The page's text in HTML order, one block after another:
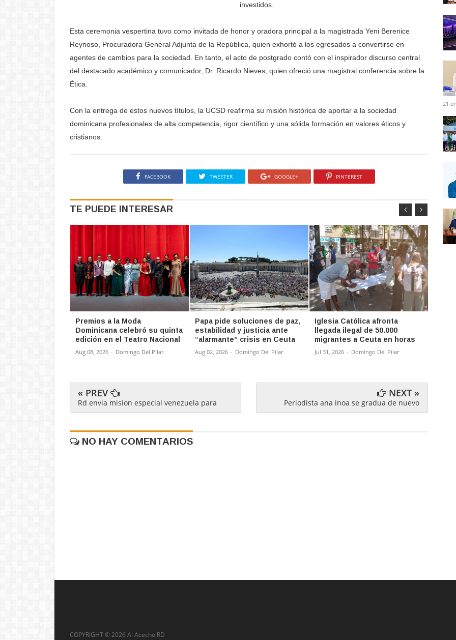
investidos.
Esta ceremonia vespertina tuvo como invitada de honor y oradora principal a la magistrada Yeni Berenice
Reynoso, Procuradora General Adjunta de la República, quien exhortó a los egresados a convertirse en
agentes de cambios para la sociedad. En tanto, el acto de postgrado contó con el inspirador discurso central
del destacado académico y comunicador, Dr. Ricardo Nieves, quien ofreció una magistral conferencia sobre la
Ética.
Con la entrega de estos nuevos títulos, la UCSD reafirma su misión histórica de aportar a la sociedad
dominicana profesionales de alta competencia, rigor científico y una sólida formación en valores éticos y
cristianos.
FACEBOOK TWEETER GOOGLE+ PINTEREST
TE PUEDE INTERESAR
Premios a la Moda
Dominicana celebró su quinta
edición en el Teatro Nacional
Aug 08, 2026 - Domingo Del Pilar
Papa pide soluciones de paz,
estabilidad y justicia ante
“alarmante” crisis en Ceuta
Aug 02, 2026 - Domingo Del Pilar
Iglesia Católica afronta
llegada ilegal de 50.000
migrantes a Ceuta en horas
Jul 31, 2026 - Domingo Del Pilar
« PREV
Rd envia mision especial venezuela para
NEXT »
Periodista ana inoa se gradua de nuevo
NO HAY COMENTARIOS
21
COPYRIGHT ©2026 Al Acecho RD